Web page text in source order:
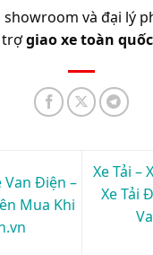
showroom và đại lý
trợgiao xe toàn quốc
Van Điện –
Mua Khi
Xe Tải –
Xe Tải